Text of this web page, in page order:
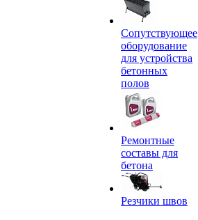
Сопутствующее
оборудование
для устройства
бетонных
полов
Ремонтные
составы для
бетона
Резчики швов